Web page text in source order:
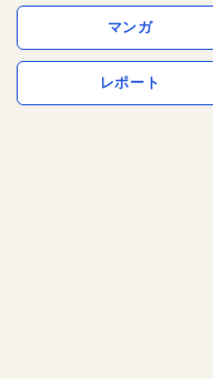
マンガ
レポート